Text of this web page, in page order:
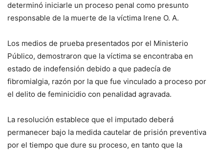
determinó iniciarle un proceso penal como presunto
responsable de la muerte de la víctima Irene O. A.
Los medios de prueba presentados por el Ministerio
Público, demostraron que la víctima se encontraba en
estado de indefensión debido a que padecía de
fibromialgia, razón por la que fue vinculado a proceso por
el delito de feminicidio con penalidad agravada.
La resolución establece que el imputado deberá
permanecer bajo la medida cautelar de prisión preventiva
por el tiempo que dure su proceso, en tanto que la